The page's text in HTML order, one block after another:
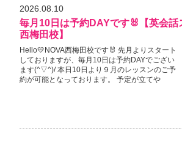
毎月10日は予約DAYです🐰【英会話
西梅田校】
2026.08.10
Hello💛NOVA西梅田校です🐰 先月よりスタート
しておりますが、毎月10日は予約DAYでござい
ます(^▽^)/ 本日10日より９月のレッスンのご予
約が可能となっております。 予定が立てや